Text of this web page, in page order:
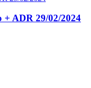
ADR 29/02/2024